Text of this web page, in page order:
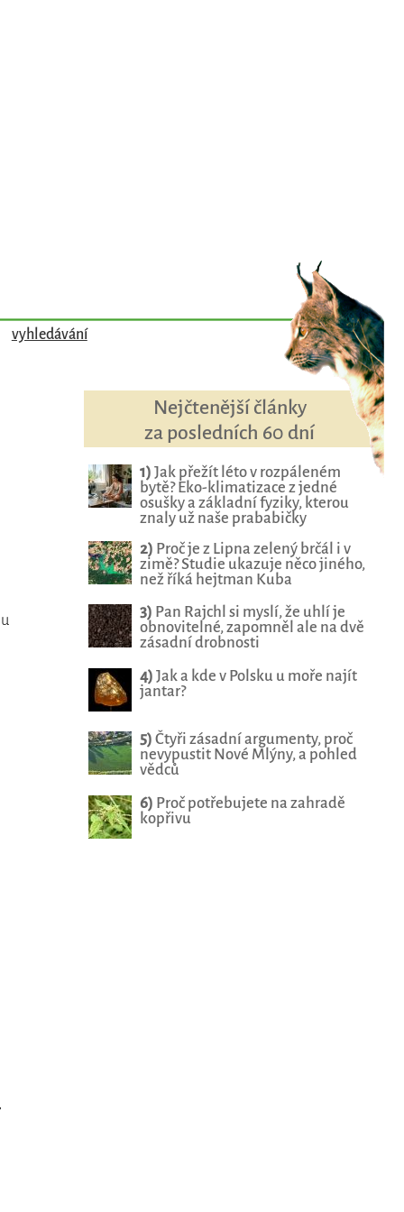
vyhledávání
Nejčtenější články
za posledních 60 dní
1) Jak přežít léto v rozpáleném
bytě? Eko-klimatizace z jedné
osušky a základní fyziky, kterou
znaly už naše prababičky
2) Proč je z Lipna zelený brčál i v
zimě? Studie ukazuje něco jiného,
než říká hejtman Kuba
3) Pan Rajchl si myslí, že uhlí je
obnovitelné, zapomněl ale na dvě
zásadní drobnosti
4) Jak a kde v Polsku u moře najít
jantar?
5) Čtyři zásadní argumenty, proč
nevypustit Nové Mlýny, a pohled
vědců
6) Proč potřebujete na zahradě
kopřivu